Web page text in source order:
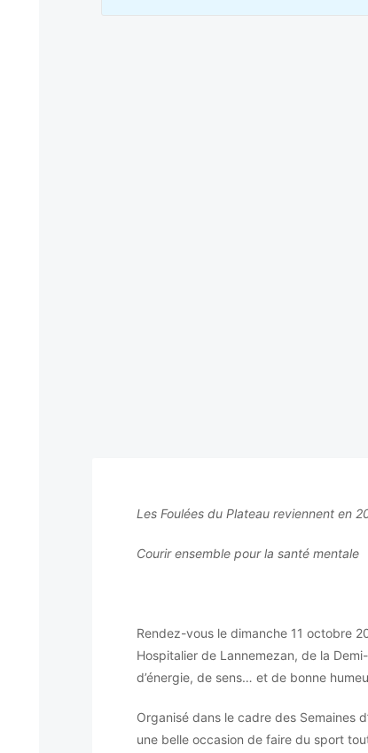
Les Foulées du Plateau reviennent en
Courir ensemble pour la santé mentale
Rendez-vous le dimanche 11 octobre
Hospitalier de Lannemezan, de la
d’énergie, de sens… et de bonne
Organisé dans le cadre des Semaines
une belle occasion de faire du sport